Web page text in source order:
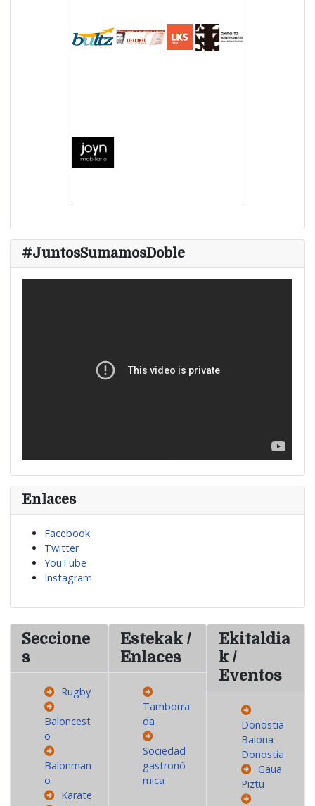
#JuntosSumamosDoble
Enlaces
Facebook
Twitter
YouTube
Instagram
Seccione
s
Rugby
Baloncest
o
Balonman
o
Karate
Estekak /
Enlaces
Tamborra
da
Sociedad
gastronó
mica
Ekitaldia
k /
Eventos
Donostia
Baiona
Donostia
Gaua
Piztu